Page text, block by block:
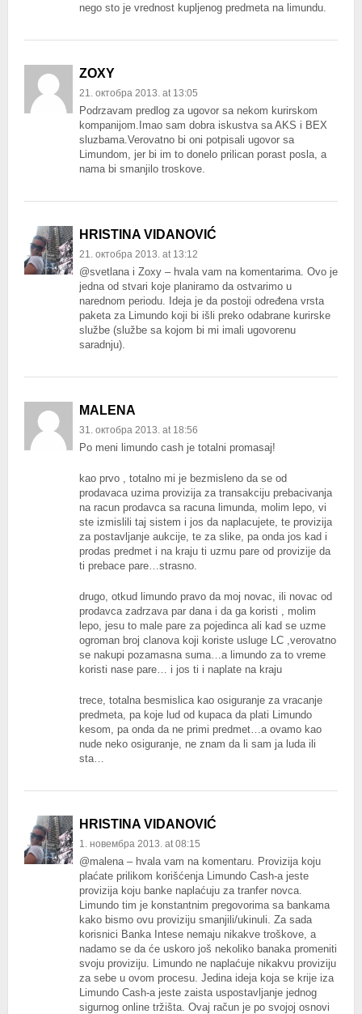
nego sto je vrednost kupljenog predmeta na limundu.
ZOXY
21. октобра 2013. at 13:05
Podrzavam predlog za ugovor sa nekom kurirskom
kompanijom.Imao sam dobra iskustva sa AKS i BEX
sluzbama.Verovatno bi oni potpisali ugovor sa
Limundom, jer bi im to donelo prilican porast posla, a
nama bi smanjilo troskove.
HRISTINA VIDANOVIĆ
21. октобра 2013. at 13:12
@svetlana i Zoxy – hvala vam na komentarima. Ovo je
jedna od stvari koje planiramo da ostvarimo u
narednom periodu. Ideja je da postoji određena vrsta
paketa za Limundo koji bi išli preko odabrane kurirske
službe (službe sa kojom bi mi imali ugovorenu
saradnju).
MALENA
31. октобра 2013. at 18:56
Po meni limundo cash je totalni promasaj!
kao prvo , totalno mi je bezmisleno da se od
prodavaca uzima provizija za transakciju prebacivanja
na racun prodavca sa racuna limunda, molim lepo, vi
ste izmislili taj sistem i jos da naplacujete, te provizija
za postavljanje aukcije, te za slike, pa onda jos kad i
prodas predmet i na kraju ti uzmu pare od provizije da
ti prebace pare…strasno.
drugo, otkud limundo pravo da moj novac, ili novac od
prodavca zadrzava par dana i da ga koristi , molim
lepo, jesu to male pare za pojedinca ali kad se uzme
ogroman broj clanova koji koriste usluge LC ,verovatno
se nakupi pozamasna suma…a limundo za to vreme
koristi nase pare… i jos ti i naplate na kraju
trece, totalna besmislica kao osiguranje za vracanje
predmeta, pa koje lud od kupaca da plati Limundo
kesom, pa onda da ne primi predmet…a ovamo kao
nude neko osiguranje, ne znam da li sam ja luda ili
sta…
HRISTINA VIDANOVIĆ
1. новембра 2013. at 08:15
@malena – hvala vam na komentaru. Provizija koju
plaćate prilikom korišćenja Limundo Cash-a jeste
provizija koju banke naplaćuju za tranfer novca.
Limundo tim je konstantnim pregovorima sa bankama
kako bismo ovu proviziju smanjili/ukinuli. Za sada
korisnici Banka Intese nemaju nikakve troškove, a
nadamo se da će uskoro još nekoliko banaka promeniti
svoju proviziju. Limundo ne naplaćuje nikakvu proviziju
za sebe u ovom procesu. Jedina ideja koja se krije iza
Limundo Cash-a jeste zaista uspostavljanje jednog
sigurnog online tržišta. Ovaj račun je po svojoj osnovi